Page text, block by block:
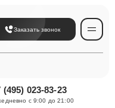
Заказать звонок
(495) 023-83-23
с 9:00 до 21:00